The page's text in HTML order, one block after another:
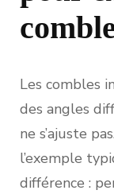
Les combles
des angles
ne s’ajuste
l’exemple
différence :